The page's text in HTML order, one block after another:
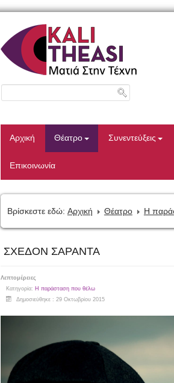
Αρχική Θέατρο Συνεντεύξεις
Επικοινωνία
Βρίσκεστε εδώ: Αρχική Θέατρο Η
ΣΧΕΔΟΝ ΣΑΡΑΝΤΑ
Λεπτομέρειες
Κατηγορία: Η παράσταση που θέλω
Δημοσιεύθηκε : 29 Οκτωβρίου 2015